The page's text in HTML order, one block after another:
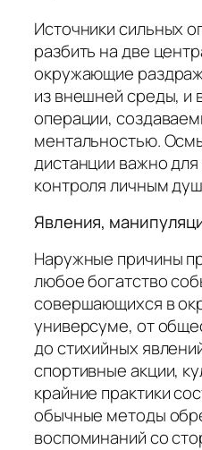
Источники сильных
разбить на две
окружающие
из внешней среды, и
операции,
ментальностью.
дистанции важно
контроля личным
Явления,
Наружные причины
любое богатство
совершающихся в
универсуме, от
до стихийных
спортивные акции,
крайние практики
обычные методы
воспоминаний со